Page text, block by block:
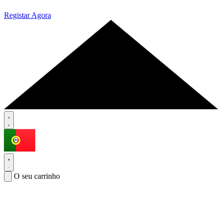
Registar Agora
O seu carrinho